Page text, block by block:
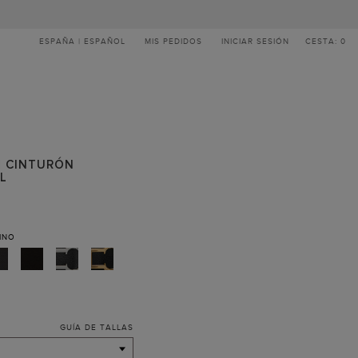
ESPAÑA | ESPAÑOL MIS PEDIDOS INICIAR SESIÓN CESTA: 0
CINTURÓN
GUÍA DE TALLAS